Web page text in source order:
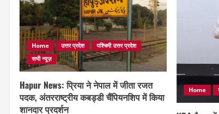
Home उत्तर प्रदेश
पश्चिमी उत्तर प्रदेश
सभी न्यूज़
Hapur News: प्रिया ने नेपाल में जीता रजत
पदक, अंतरराष्ट्रीय कबड्डी चैंपियनशिप में किया
शानदार प्रदर्शन
Home